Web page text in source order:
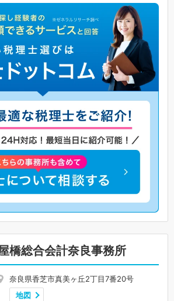
橋総合会計奈良事務所
奈良県香芝市真美ヶ丘2丁目7番20号
地図